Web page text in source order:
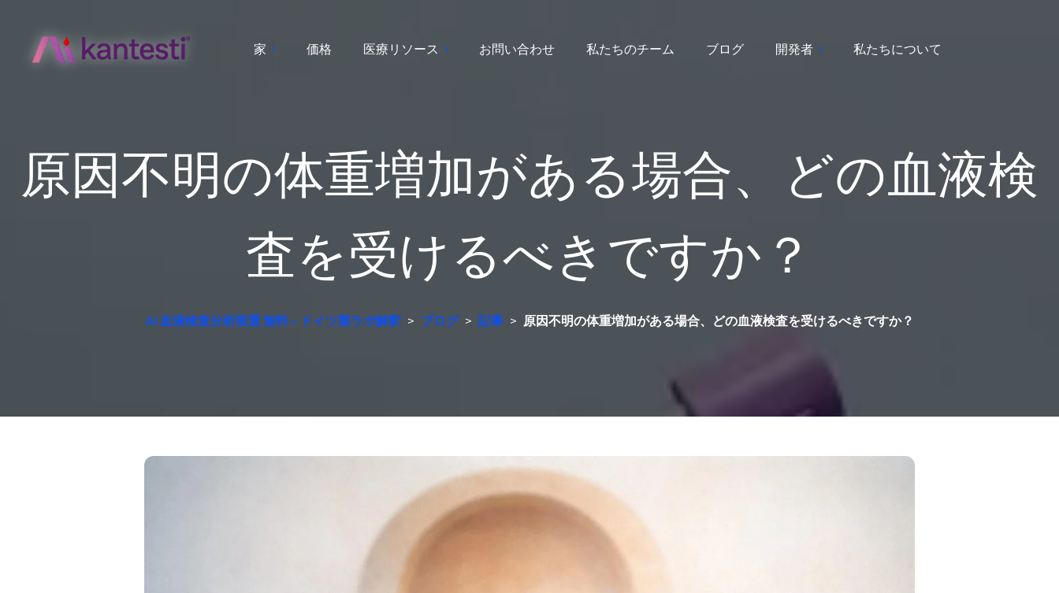
家 価格 医療リソース お問い合わせ 私たちのチーム ブログ 開発者 私たちについて
原因不明の体重増加がある場合、どの血液検
査を受けるべきですか？
AI 血液検査分析装置 無料 – ドイツ製ラボ解釈 > ブログ > 記事 > 原因不明の体重増加がある場合、どの血液検査を受けるべきですか？